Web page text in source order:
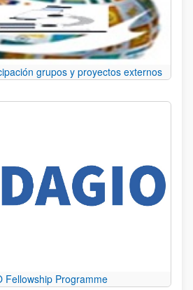
grupos y proyectos externos
Fellowship Programme